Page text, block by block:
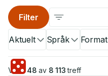
Aktuelt Språk Format
Filter
Viser 48 av 8 113 treff